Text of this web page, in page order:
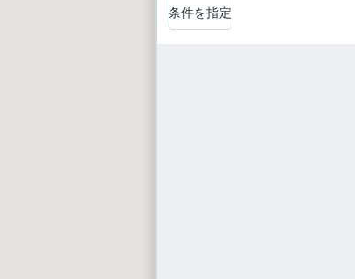
条件を指定